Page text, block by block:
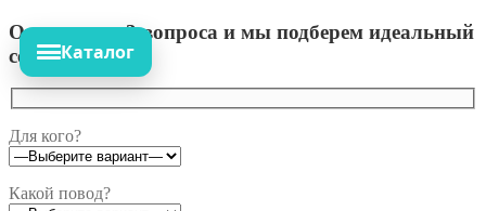
Ответьте на 3 вопроса и мы подберем идеальный
сет!
Для кого?
Какой повод?
Каталог